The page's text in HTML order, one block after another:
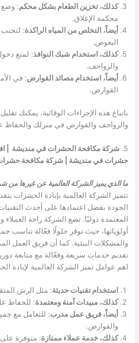
كذلك، تخزين الطعام بشكل محكم: وضع
محكمة الإغلاق.
أيضاً، التخلص من المياه الراكدة:
البعوض.
كذلك، استخدام شبك النوافذ: لمنع
والزواحف.
أيضاً، استخدام مصائد القوارض: في
القوارض.
باتباع هذه الإجراءات الوقائية، يمكنك
والزواحف والقوارض في منزلك والحفاظ
5. شركة مكافحة الحشرات في منديشة |
حشرات في منديشة | شركة مكافحة
ما الذي يميز الشركة العالمية عن غيرها من
تتميز الشركة العالمية بإبادة الحشرات
الجودة بفضل اعتمادها على أحدث التقنيات
المعتمدة دوليًا. تضع الشركة راحة
أولوياتها، حيث توفر حلولًا فعّالة تناسب
والمشكلات البيئية. كما أن فريق العمل
تقديم خدمات سريعة وفعّالة مع متابعة
اهم عوامل تميز الشركة العالمية لإبادة
استخدام تقنيات حديثة: مثل الرش
كذلك، مبيدات آمنة ومعتمدة: للحفاظ
أيضاً، فريق عمل مدرب: للتعامل مع
والقوارض.
كذلك، خدمة عملاء ممتازة: متوفرة